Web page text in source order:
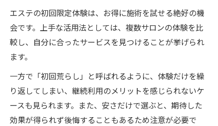
エステの初回限定体験は、お得に施術を試せる絶好の機
会です。上手な活用法としては、複数サロンの体験を比
較し、自分に合ったサービスを見つけることが挙げられ
ます。
一方で「初回荒らし」と呼ばれるように、体験だけを繰
り返してしまい、継続利用のメリットを感じられないケ
ースも見られます。また、安さだけで選ぶと、期待した
効果が得られず後悔することもあるため注意が必要で